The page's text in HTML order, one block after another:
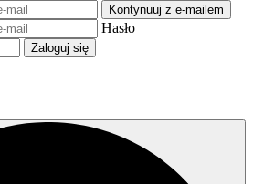
Kontynuuj z e-mailem
Hasło
Zaloguj się